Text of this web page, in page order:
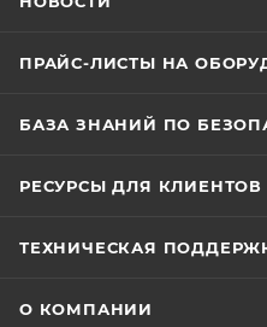
ПРАЙС-ЛИСТЫ НА
БАЗА ЗНАНИЙ ПО
РЕСУРСЫ ДЛЯ КЛИЕНТОВ
ТЕХНИЧЕСКАЯ
О КОМПАНИИ